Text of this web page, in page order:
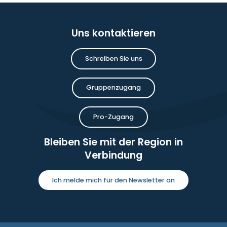
Uns kontaktieren
Schreiben Sie uns
Gruppenzugang
Pro-Zugang
Bleiben Sie mit der Region in
Verbindung
Ich melde mich für den Newsletter an